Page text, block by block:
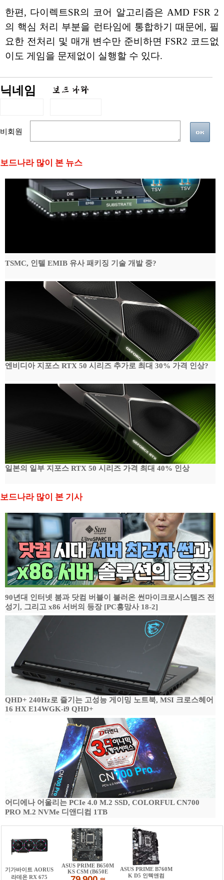
한편, 다이렉트SR의 코어 알고리즘은 AMD FSR 2
의 핵심 처리 부분을 런타임에 통합하기 때문에, 필
요한 전처리 및 매개 변수만 준비하면 FSR2 코드없
이도 게임을 문제없이 실행할 수 있다.
닉네임
비회원
보드나라 많이 본 뉴스
TSMC, 인텔 EMIB 유사 패키징 기술 개발 중?
엔비디아 지포스 RTX 50 시리즈 추가로 최대 30% 가격 인상?
일본의 일부 지포스 RTX 50 시리즈 가격 최대 40% 인상
보드나라 많이 본 기사
90년대 인터넷 붐과 닷컴 버블이 불러온 썬마이크로시스템즈 전
성기, 그리고 x86 서버의 등장 [PC흥망사 18-2]
QHD+ 240Hz로 즐기는 고성능 게이밍 노트북, MSI 크로스헤어
16 HX E14WGK-i9 QHD+
어디에나 어울리는 PCIe 4.0 M.2 SSD, COLORFUL CN700
PRO M.2 NVMe 디앤디컴 1TB